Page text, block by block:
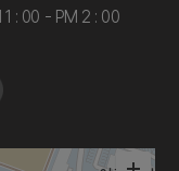
1 : 00 - PM 2 : 00